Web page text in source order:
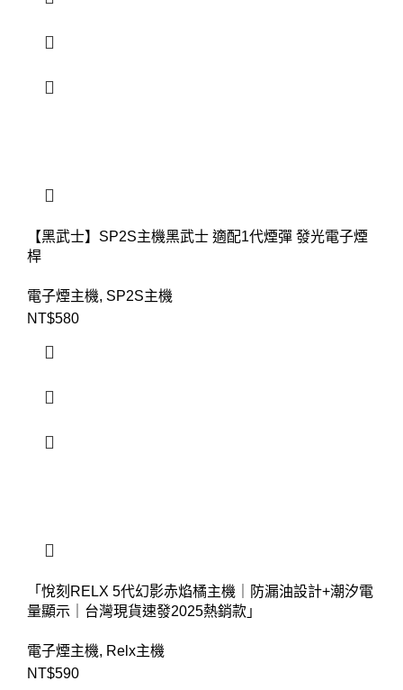
【黑武士】SP2S主機黑武士 適配1代煙彈 發光電子煙
桿
電子煙主機, SP2S主機
NT$580
「悅刻RELX 5代幻影赤焰橘主機｜防漏油設計+潮汐電
量顯示｜台灣現貨速發2025熱銷款」
電子煙主機, Relx主機
NT$590